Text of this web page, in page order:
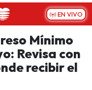
EN VIVO
Mínimo
Revisa con
recibir el